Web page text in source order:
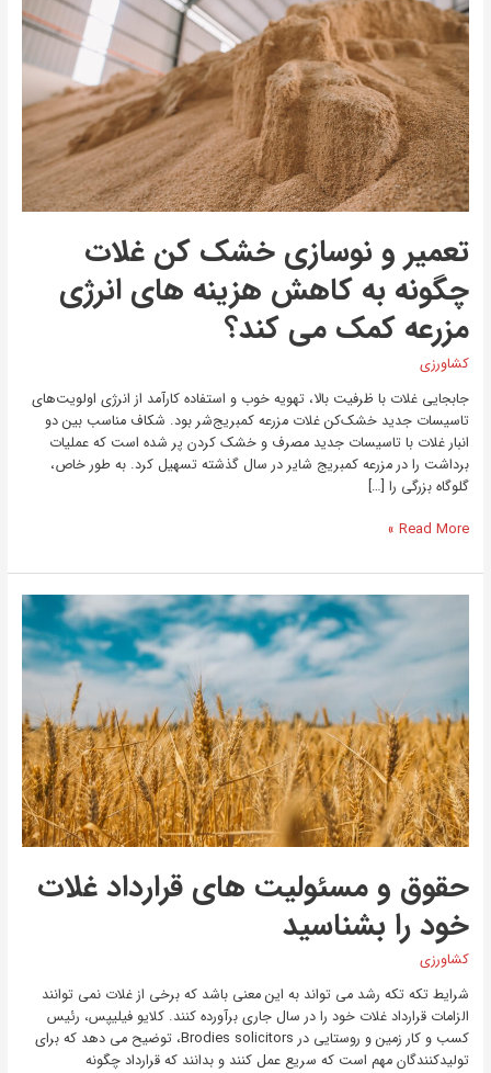
تعمیر و نوسازی خشک کن غلات
چگونه به کاهش هزینه های انرژی
مزرعه کمک می کند؟
کشاورزی
جابجایی غلات با ظرفیت بالا، تهویه خوب و استفاده کارآمد از انرژی اولویت‌های
تاسیسات جدید خشک‌کن غلات مزرعه کمبریج‌شر بود. شکاف مناسب بین دو
انبار غلات با تاسیسات جدید مصرف و خشک کردن پر شده است که عملیات
برداشت را در مزرعه کمبریج شایر در سال گذشته تسهیل کرد. به طور خاص،
گلوگاه بزرگی را […]
نوسازی
خشک
کن
غلات
چگونه
به
کاهش
هزینه
های
انرژی
کمک
کند؟
Read More »
حقوق و مسئولیت های قرارداد غلات
خود را بشناسید
کشاورزی
شرایط تکه تکه رشد می تواند به این معنی باشد که برخی از غلات نمی توانند
الزامات قرارداد غلات خود را در سال جاری برآورده کنند. کلایو فیلیپس، رئیس
کسب و کار زمین و روستایی در Brodies solicitors، توضیح می دهد که برای
تولیدکنندگان مهم است که سریع عمل کنند و بدانند که قرارداد چگونه
مسئولیت
های
قرارداد
غلات
خود
را
بشناسید